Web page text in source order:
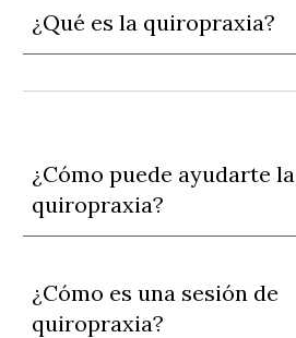
¿Qué es la quiropraxia?
¿Cómo puede ayudarte la
quiropraxia?
¿Cómo es una sesión de
quiropraxia?